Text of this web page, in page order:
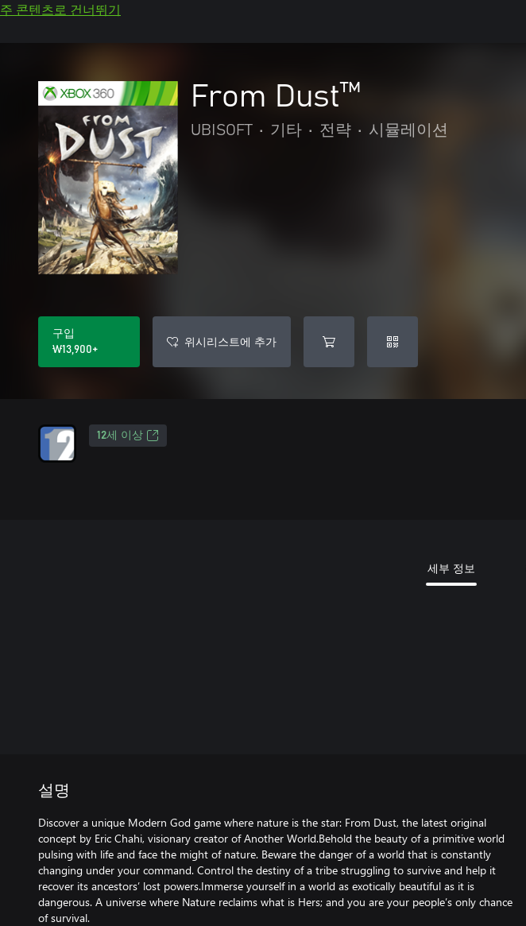
주 콘텐츠로 건너뛰기
From Dust™
UBISOFT • 기타 • 전략 • 시뮬레이션
구입
₩13,900+
위시리스트에 추가
12세 이상
세부 정보
설명
Discover a unique Modern God game where nature is the star: From Dust, the latest original
concept by Eric Chahi, visionary creator of Another World.Behold the beauty of a primitive world
pulsing with life and face the might of nature. Beware the danger of a world that is constantly
changing under your command. Control the destiny of a tribe struggling to survive and help it
recover its ancestors’ lost powers.Immerse yourself in a world as exotically beautiful as it is
dangerous. A universe where Nature reclaims what is Hers; and you are your people’s only chance
of survival.